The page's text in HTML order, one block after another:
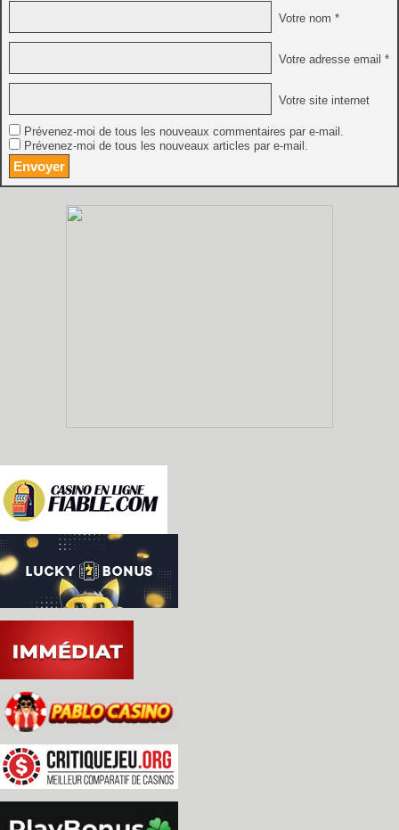
Votre nom *
Votre adresse email *
Votre site internet
Prévenez-moi de tous les nouveaux commentaires par e-mail.
Prévenez-moi de tous les nouveaux articles par e-mail.